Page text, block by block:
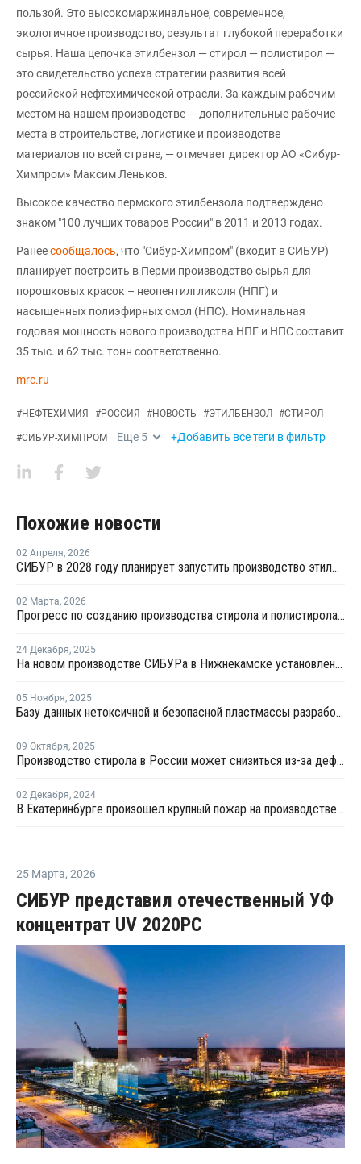
пользой. Это высокомаржинальное, современное,
экологичное производство, результат глубокой переработки
сырья. Наша цепочка этилбензол — стирол — полистирол —
это свидетельство успеха стратегии развития всей
российской нефтехимической отрасли. За каждым рабочим
местом на нашем производстве — дополнительные рабочие
места в строительстве, логистике и производстве
материалов по всей стране, — отмечает директор АО «Сибур-
Химпром» Максим Леньков.
Высокое качество пермского этилбензола подтверждено
знаком "100 лучших товаров России" в 2011 и 2013 годах.
Ранеесообщалось, что "Сибур-Химпром" (входит в СИБУР)
планирует построить в Перми производство сырья для
порошковых красок – неопентилгликоля (НПГ) и
насыщенных полиэфирных смол (НПС). Номинальная
годовая мощность нового производства НПГ и НПС составит
35 тыс. и 62 тыс. тонн соответственно.
mrc.ru
#НЕФТЕХИМИЯ #РОССИЯ #НОВОСТЬ #ЭТИЛБЕНЗОЛ #СТИРОЛ
#СИБУР-ХИМПРОМ Еще 5 +Добавить все теги в фильтр
Похожие новости
02 Апреля, 2026
СИБУР в 2028 году планирует запустить производство этилбензола, полистирола на НКНХ
02 Марта, 2026
Прогресс по созданию производства стирола и полистирола в Нижнекамске превысил 45%
24 Декабря, 2025
На новом производстве СИБУРа в Нижнекамске установлена основная технологическая колонна
05 Ноября, 2025
Базу данных нетоксичной и безопасной пластмассы разработали ученые ПГУ
09 Октября, 2025
Производство стирола в России может снизиться из-за дефицита бензола
02 Декабря, 2024
В Екатеринбурге произошел крупный пожар на производстве полистирольной продукции
25 Марта, 2026
СИБУР представил отечественный УФ
концентрат UV 2020PC